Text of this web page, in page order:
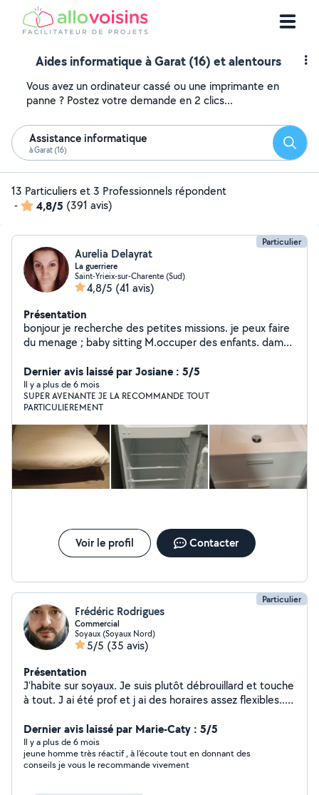
Aides informatique à Garat (16) et alentours
Vous avez un ordinateur cassé ou une imprimante en
panne ? Postez votre demande en 2 clics...
Assistance informatique
à Garat (16)
13 Particuliers et 3 Professionnels répondent
-
4,8/5 (391 avis)
Particulier
Aurelia Delayrat
La guerriere
Saint-Yrieix-sur-Charente (Sud)
4,8/5 (41 avis)
Présentation
bonjour je recherche des petites missions. je peux faire
du menage ; baby sitting M.occuper des enfants. dame
courses Je peu prendre votre repassage et le faire.
Vous le.ramner. les balades m occuper des enfants
surveillante de nuit Accueillir. Accompagner. Chantier de
peinture. Je peu laver vos voitures extérieur. Et
interieur. Classer des dossiers informatique. Faites des
lettres de motivations. Petit. Dépannage informatique.
Petit travaux de plomberie je suis a votre service;
Dernier avis laissé par Josiane : 5/5
Il y a plus de 6 mois
SUPER AVENANTE JE LA RECOMMANDE TOUT
PARTICULIEREMENT
Voir le profil Contacter
Particulier
Frédéric Rodrigues
Commercial
Soyaux (Soyaux Nord)
5/5 (35 avis)
Présentation
J'habite sur soyaux. Je suis plutôt débrouillard et touche
à tout. J ai été prof et j ai des horaires assez flexibles...
Dernier avis laissé par Marie-Caty : 5/5
Il y a plus de 6 mois
jeune homme très réactif , à l'écoute tout en donnant des
conseils je vous le recommande vivement